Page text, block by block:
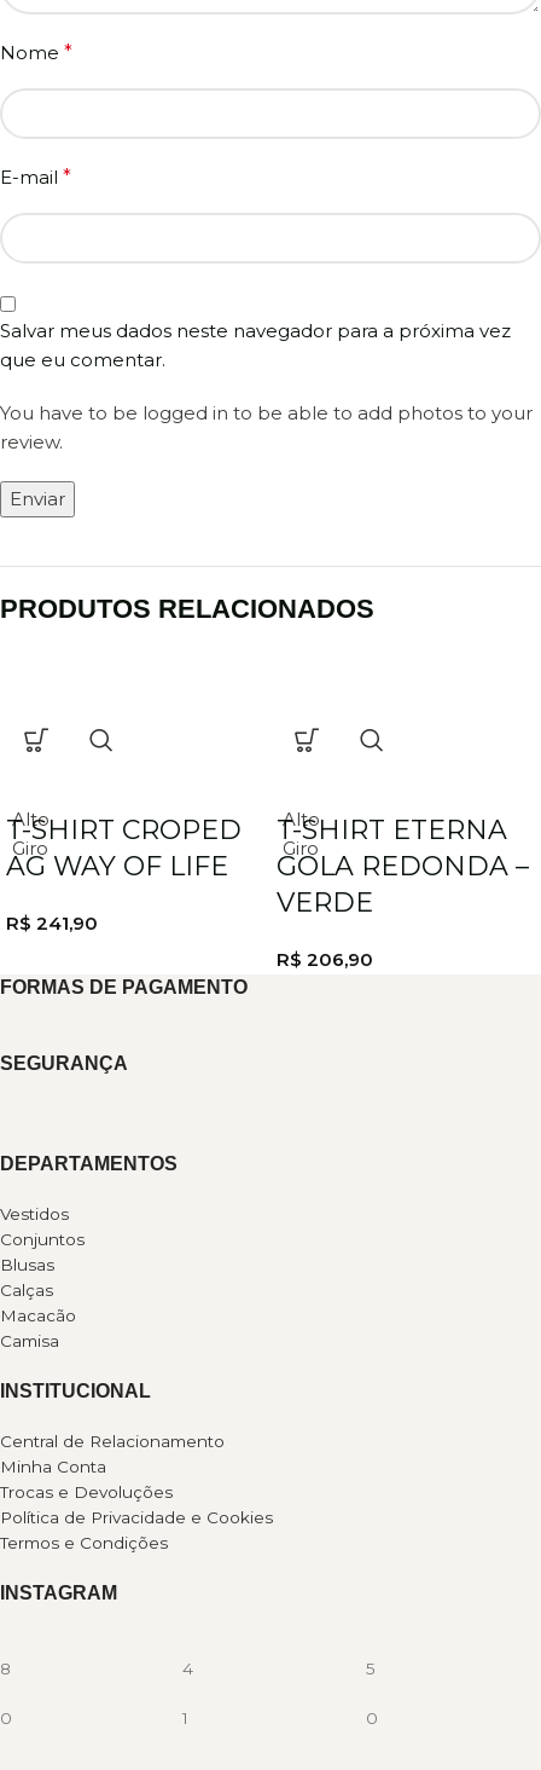
Nome *
E-mail *
Salvar meus dados neste navegador para a próxima vez
que eu comentar.
You have to be logged in to be able to add photos to your
review.
PRODUTOS RELACIONADOS
Alto
Giro
T-SHIRT CROPED
AG WAY OF LIFE
R$ 241,90
Alto
Giro
T-SHIRT ETERNA
GOLA REDONDA –
VERDE
R$ 206,90
FORMAS DE PAGAMENTO
SEGURANÇA
DEPARTAMENTOS
Vestidos
Conjuntos
Blusas
Calças
Macacão
Camisa
INSTITUCIONAL
Central de Relacionamento
Minha Conta
Trocas e Devoluções
Política de Privacidade e Cookies
Termos e Condições
INSTAGRAM
8
0
4
1
5
0